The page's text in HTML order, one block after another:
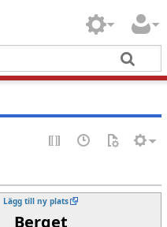
Lägg till ny plats
Berget